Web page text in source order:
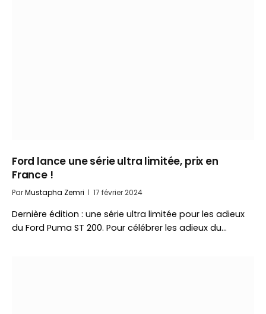
Ford lance une série ultra limitée, prix en
France !
ParMustapha Zemri 17 février 2024
Dernière édition : une série ultra limitée pour les adieux
du Ford Puma ST 200. Pour célébrer les adieux du…